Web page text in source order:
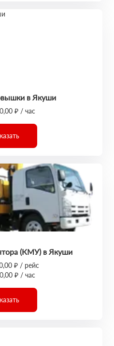
в Якуши
₽ / час
(КМУ) в Якуши
₽ / рейс
₽ / час